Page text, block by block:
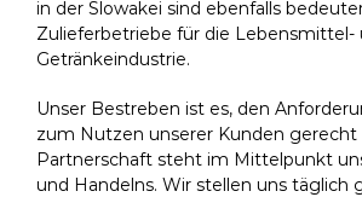
in der Slowakei sind ebenfalls
Zulieferbetriebe für die Lebensmittel-
Getränkeindustrie.
Unser Bestreben ist es, den
zum Nutzen unserer Kunden gerecht
Partnerschaft steht im Mittelpunkt
und Handelns. Wir stellen uns täglich